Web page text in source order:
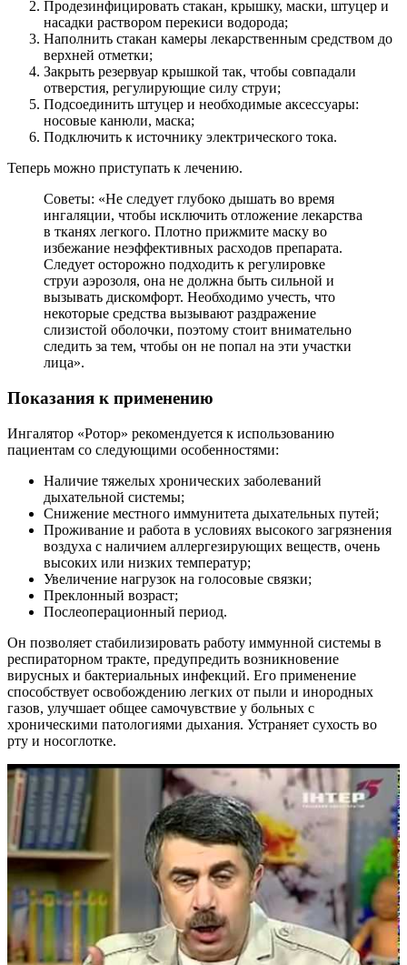
Продезинфицировать стакан, крышку, маски, штуцер и
насадки раствором перекиси водорода;
Наполнить стакан камеры лекарственным средством до
верхней отметки;
Закрыть резервуар крышкой так, чтобы совпадали
отверстия, регулирующие силу струи;
Подсоединить штуцер и необходимые аксессуары:
носовые канюли, маска;
Подключить к источнику электрического тока.
Теперь можно приступать к лечению.
Советы: «Не следует глубоко дышать во время
ингаляции, чтобы исключить отложение лекарства
в тканях легкого. Плотно прижмите маску во
избежание неэффективных расходов препарата.
Следует осторожно подходить к регулировке
струи аэрозоля, она не должна быть сильной и
вызывать дискомфорт. Необходимо учесть, что
некоторые средства вызывают раздражение
слизистой оболочки, поэтому стоит внимательно
следить за тем, чтобы он не попал на эти участки
лица».
Показания к применению
Ингалятор «Ротор» рекомендуется к использованию
пациентам со следующими особенностями:
Наличие тяжелых хронических заболеваний
дыхательной системы;
Снижение местного иммунитета дыхательных путей;
Проживание и работа в условиях высокого загрязнения
воздуха с наличием аллергезирующих веществ, очень
высоких или низких температур;
Увеличение нагрузок на голосовые связки;
Преклонный возраст;
Послеоперационный период.
Он позволяет стабилизировать работу иммунной системы в
респираторном тракте, предупредить возникновение
вирусных и бактериальных инфекций. Его применение
способствует освобождению легких от пыли и инородных
газов, улучшает общее самочувствие у больных с
хроническими патологиями дыхания. Устраняет сухость во
рту и носоглотке.